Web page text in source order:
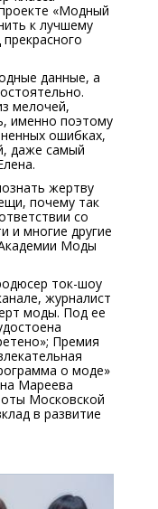
«Модный
к лучшему
данные, а
мелочей,
именно поэтому
ошибках,
даже самый
жертву
почему так
со
и многие другие
Моды
ток-шоу
журналист
моды. Под ее
Премия
о моде»
Мареева
Московской
в развитие